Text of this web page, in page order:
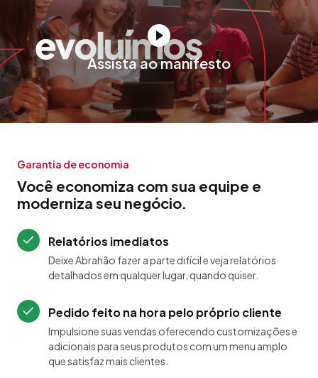
Assista ao manifesto
Garantia de economia
Você economiza com sua equipe e
moderniza seu negócio.
Relatórios imediatos
Deixe Abrahão fazer a parte difícil e veja relatórios
detalhados em qualquer lugar, quando quiser.
Pedido feito na hora pelo próprio cliente
Impulsione suas vendas oferecendo customizações e
adicionais para seus produtos com um menu amplo
que satisfaz mais clientes.